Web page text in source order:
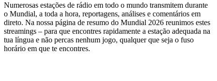
Numerosas estações de rádio em todo o mundo transmitem durante
o Mundial, a toda a hora, reportagens, análises e comentários em
direto. Na nossa página de resumo do Mundial 2026 reunimos estes
streamings – para que encontres rapidamente a estação adequada na
tua língua e não percas nenhum jogo, qualquer que seja o fuso
horário em que te encontres.